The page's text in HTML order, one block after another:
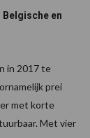
en
in 2017 te
prei
met korte
Met vier